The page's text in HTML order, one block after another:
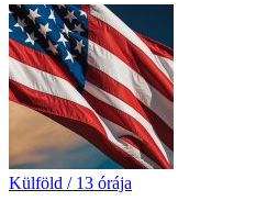
Külföld / 13 órája